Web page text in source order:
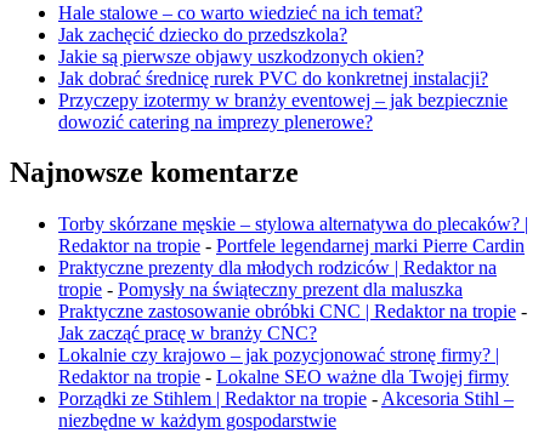
Hale stalowe – co warto wiedzieć na ich temat?
Jak zachęcić dziecko do przedszkola?
Jakie są pierwsze objawy uszkodzonych okien?
Jak dobrać średnicę rurek PVC do konkretnej instalacji?
Przyczepy izotermy w branży eventowej – jak bezpiecznie
dowozić catering na imprezy plenerowe?
Najnowsze komentarze
Torby skórzane męskie – stylowa alternatywa do plecaków? |
Redaktor na tropie - Portfele legendarnej marki Pierre Cardin
Praktyczne prezenty dla młodych rodziców | Redaktor na
tropie - Pomysły na świąteczny prezent dla maluszka
Praktyczne zastosowanie obróbki CNC | Redaktor na tropie -
Jak zacząć pracę w branży CNC?
Lokalnie czy krajowo – jak pozycjonować stronę firmy? |
Redaktor na tropie - Lokalne SEO ważne dla Twojej firmy
Porządki ze Stihlem | Redaktor na tropie - Akcesoria Stihl –
niezbędne w każdym gospodarstwie